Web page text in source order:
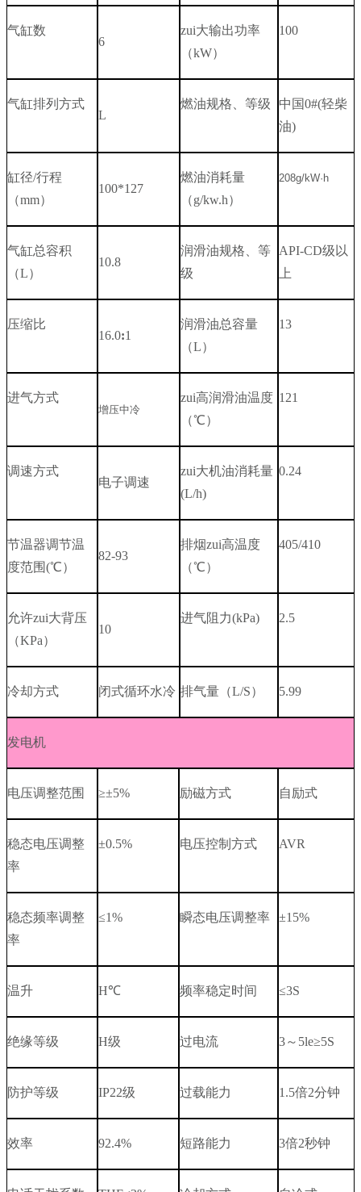
气缸数
6
zui大输出功率
（kW）
100
气缸排列方式
L
燃油规格、等级 中国0#(轻柴
油)
缸径/行程
（mm）
100*127
燃油消耗量
（g/kw.h）
208g/kW·h
气缸总容积
（L）
10.8
润滑油规格、等
级
API-CD级以
上
压缩比
16.0:1
润滑油总容量
（L）
13
进气方式
增压中冷
zui高润滑油温度
（℃）
121
调速方式
电子调速
zui大机油消耗量
(L/h)
0.24
节温器调节温
度范围(℃）
82-93
排烟zui高温度
（℃）
405/410
允许zui大背压
（KPa）
10
进气阻力(kPa) 2.5
冷却方式 闭式循环水冷 排气量（L/S） 5.99
发电机
电压调整范围 ≥±5% 励磁方式 自励式
稳态电压调整
率
±0.5% 电压控制方式 AVR
稳态频率调整
率
≤1% 瞬态电压调整率 ±15%
温升 H℃ 频率稳定时间 ≤3S
绝缘等级 H级 过电流 3～ 5le≥5S
防护等级 IP22级 过载能力 1.5倍2分钟
效率 92.4% 短路能力 3倍2秒钟